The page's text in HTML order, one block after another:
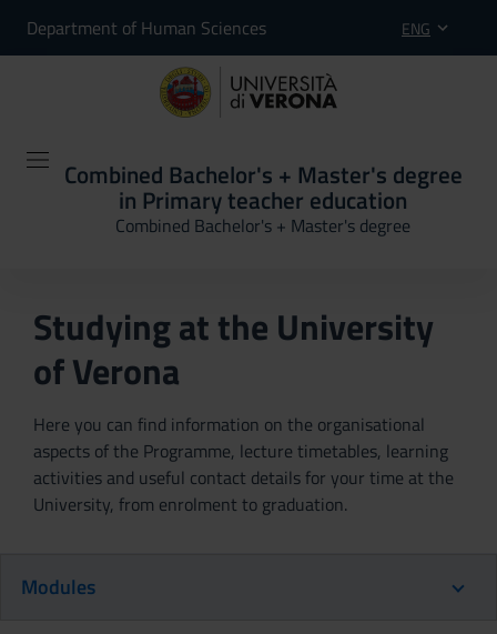
Department of Human Sciences ENG
Combined Bachelor's + Master's degree
in Primary teacher education
Combined Bachelor's + Master's degree
Studying at the University
of Verona
Here you can find information on the organisational
aspects of the Programme, lecture timetables, learning
activities and useful contact details for your time at the
University, from enrolment to graduation.
Modules